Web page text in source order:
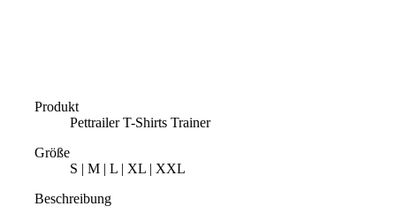
Produkt
Pettrailer T-Shirts Trainer
Größe
S | M | L | XL | XXL
Beschreibung